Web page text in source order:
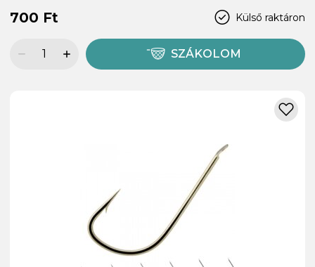
Külső raktáron
700 Ft
SZÁKOLOM